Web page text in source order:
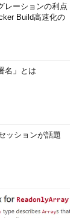
レーションの利点
Build高速化の
名」とは
ッションが話題